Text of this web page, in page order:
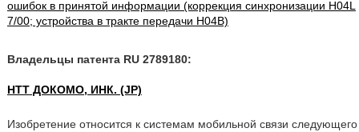
ошибок в принятой информации (коррекция синхронизации H04L
7/00; устройства в тракте передачи H04B)
Владельцы патента RU 2789180:
НТТ ДОКОМО, ИНК. (JP)
Изобретение относится к системам мобильной связи следующего